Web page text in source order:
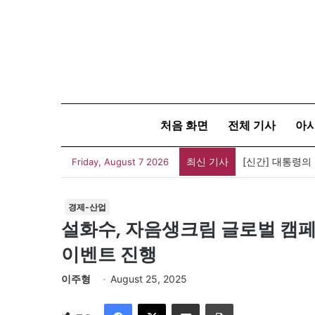
처음 화면 전체 기사 아
Friday, August 7 2026 최신 기사 세계 코리아타
경제-산업
설화수, 자음생크림 글로벌 캠
이벤트 진행
이주형 August 25, 2025
Facebook
X 이메일 인쇄